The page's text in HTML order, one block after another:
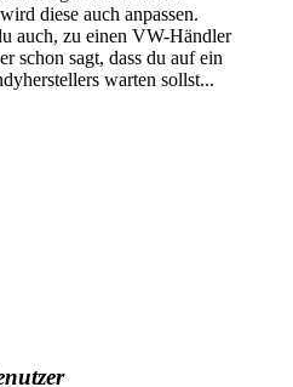
diese auch anpassen.
auch, zu einen VW-Händler
schon sagt, dass du auf ein
warten sollst...